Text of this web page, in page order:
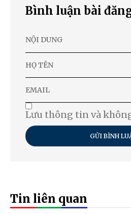
Bình luận bài
Lưu thông tin và
GỬI BÌNH
Tin liên quan